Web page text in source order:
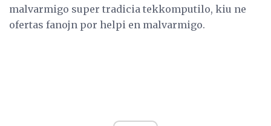
malvarmigo super tradicia tekkomputilo, kiu ne
ofertas fanojn por helpi en malvarmigo.